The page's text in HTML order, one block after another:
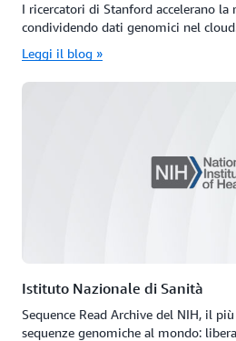
I ricercatori di Stanford accelerano la
condividendo dati genomici nel
Leggi il blog »
Istituto Nazionale di Sanità
Sequence Read Archive del NIH, il
sequenze genomiche al mondo: